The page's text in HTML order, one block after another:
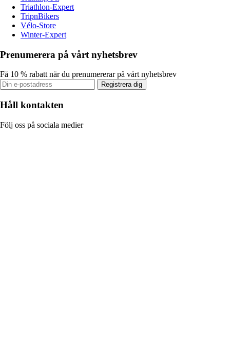
Triathlon-Expert
TripnBikers
Vélo-Store
Winter-Expert
Prenumerera på vårt nyhetsbrev
Få 10 % rabatt när du prenumererar på vårt nyhetsbrev
Registrera dig
Håll kontakten
Följ oss på sociala medier